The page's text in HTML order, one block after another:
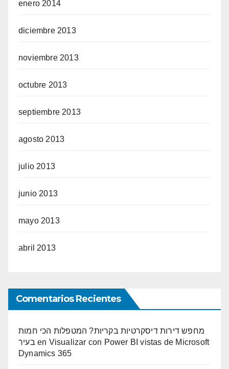
enero 2014
diciembre 2013
noviembre 2013
octubre 2013
septiembre 2013
agosto 2013
julio 2013
junio 2013
mayo 2013
abril 2013
Comentarios Recientes
מחפש דירות דיסקרטיות בקריות? המטפלות הכי חמות
בעיר en Visualizar con Power BI vistas de Microsoft
Dynamics 365